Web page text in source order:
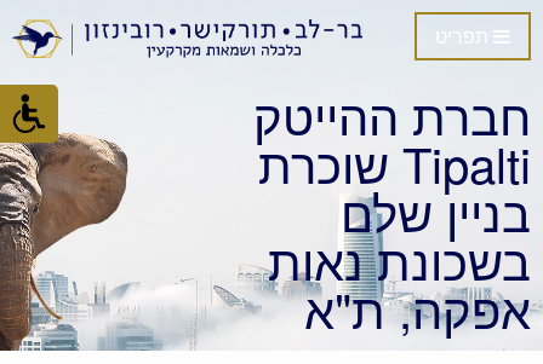
חברת ההייטק
Tipalti שוכרת
בניין שלם
בשכונת נאות
אפקה, ת"א